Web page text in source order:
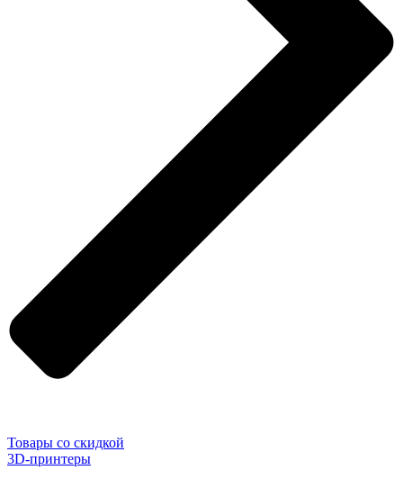
Товары со скидкой
3D-принтеры